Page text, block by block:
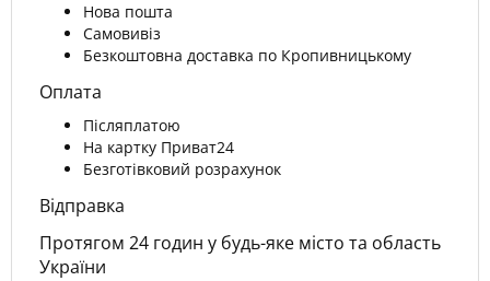
Нова пошта
Самовивіз
Безкоштовна доставка по Кропивницькому
Оплата
Післяплатою
На картку Приват24
Безготівковий розрахунок
Відправка
Протягом 24 годин у будь-яке місто та область
України